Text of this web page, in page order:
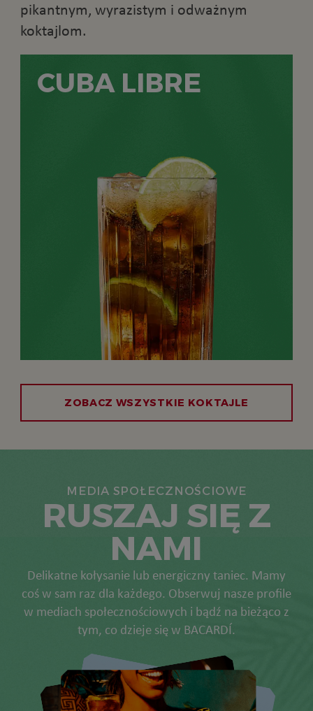
pikantnym, wyrazistym i odważnym
koktajlom.
CUBA LIBRE
ZOBACZ WSZYSTKIE KOKTAJLE
MEDIA SPOŁECZNOŚCIOWE
RUSZAJ SIĘ Z
NAMI
Delikatne kołysanie lub energiczny taniec. Mamy
coś w sam raz dla każdego. Obserwuj nasze profile
w mediach społecznościowych i bądź na bieżąco z
tym, co dzieje się w BACARDÍ.